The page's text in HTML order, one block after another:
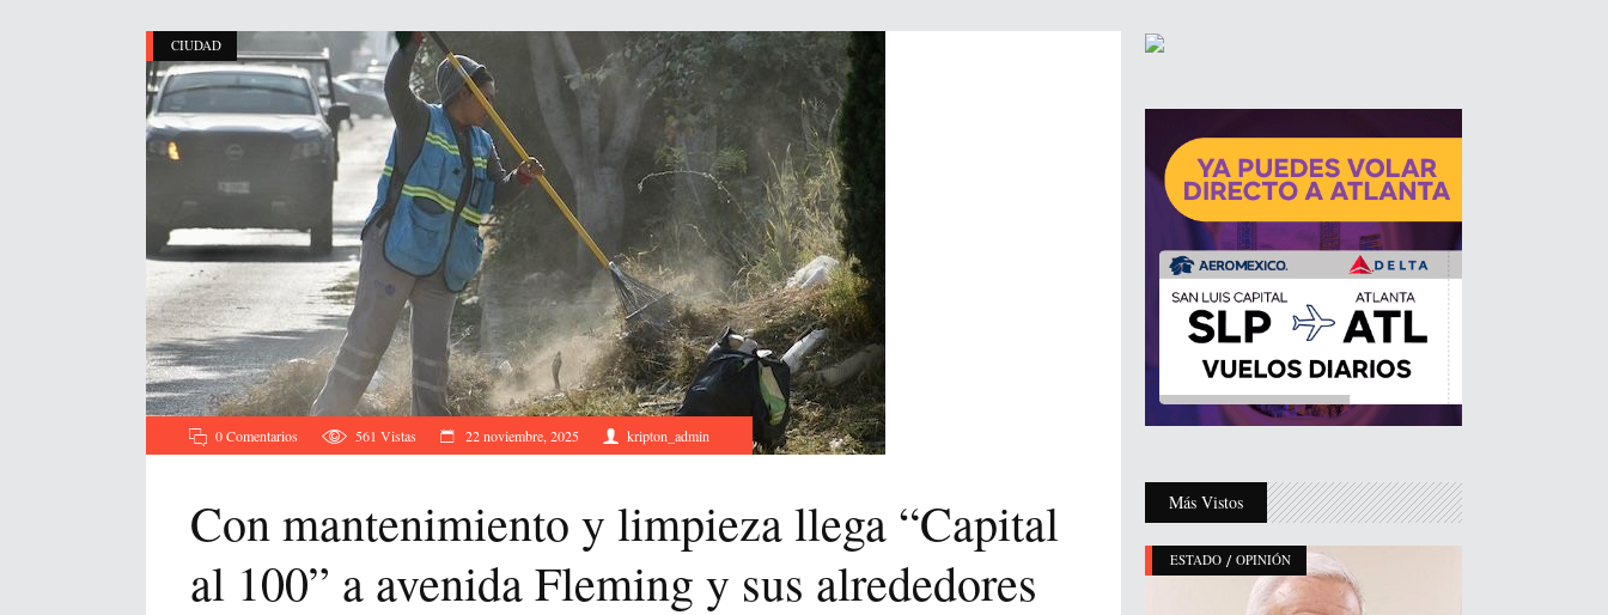
CIUDAD
0 Comentarios 561 Vistas 22 noviembre, 2025 kripton_admin
Con mantenimiento y limpieza llega “Capital
al 100” a avenida Fleming y sus alrededores
Más Vistos
ESTADO / OPINIÓN